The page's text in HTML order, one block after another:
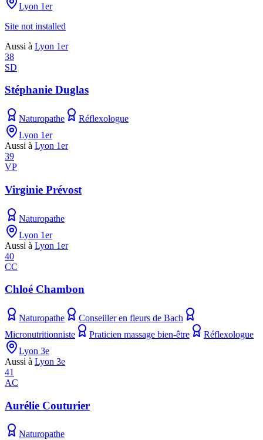
Lyon 1er
Site not installed
Aussi à Lyon 1er
38
SD
Stéphanie Duglas
Naturopathe
Réflexologue
Lyon 1er
Aussi à Lyon 1er
39
VP
Virginie Prévost
Naturopathe
Lyon 1er
Aussi à Lyon 1er
40
CC
Chloé Chambon
Naturopathe
Conseiller en fleurs de Bach
Micronutritionniste
Praticien massage bien-être
Réflexologue
Lyon 3e
Aussi à Lyon 3e
41
AC
Aurélie Couturier
Naturopathe